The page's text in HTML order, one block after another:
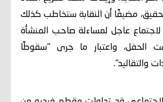
مضيفًا أن النقابة ستخاطب كذلك
لاجتماع عاجل لمساءلة صاحب المنشأة
الحفل، واعتبار ما جرى "سقوطًا
والتقاليد".